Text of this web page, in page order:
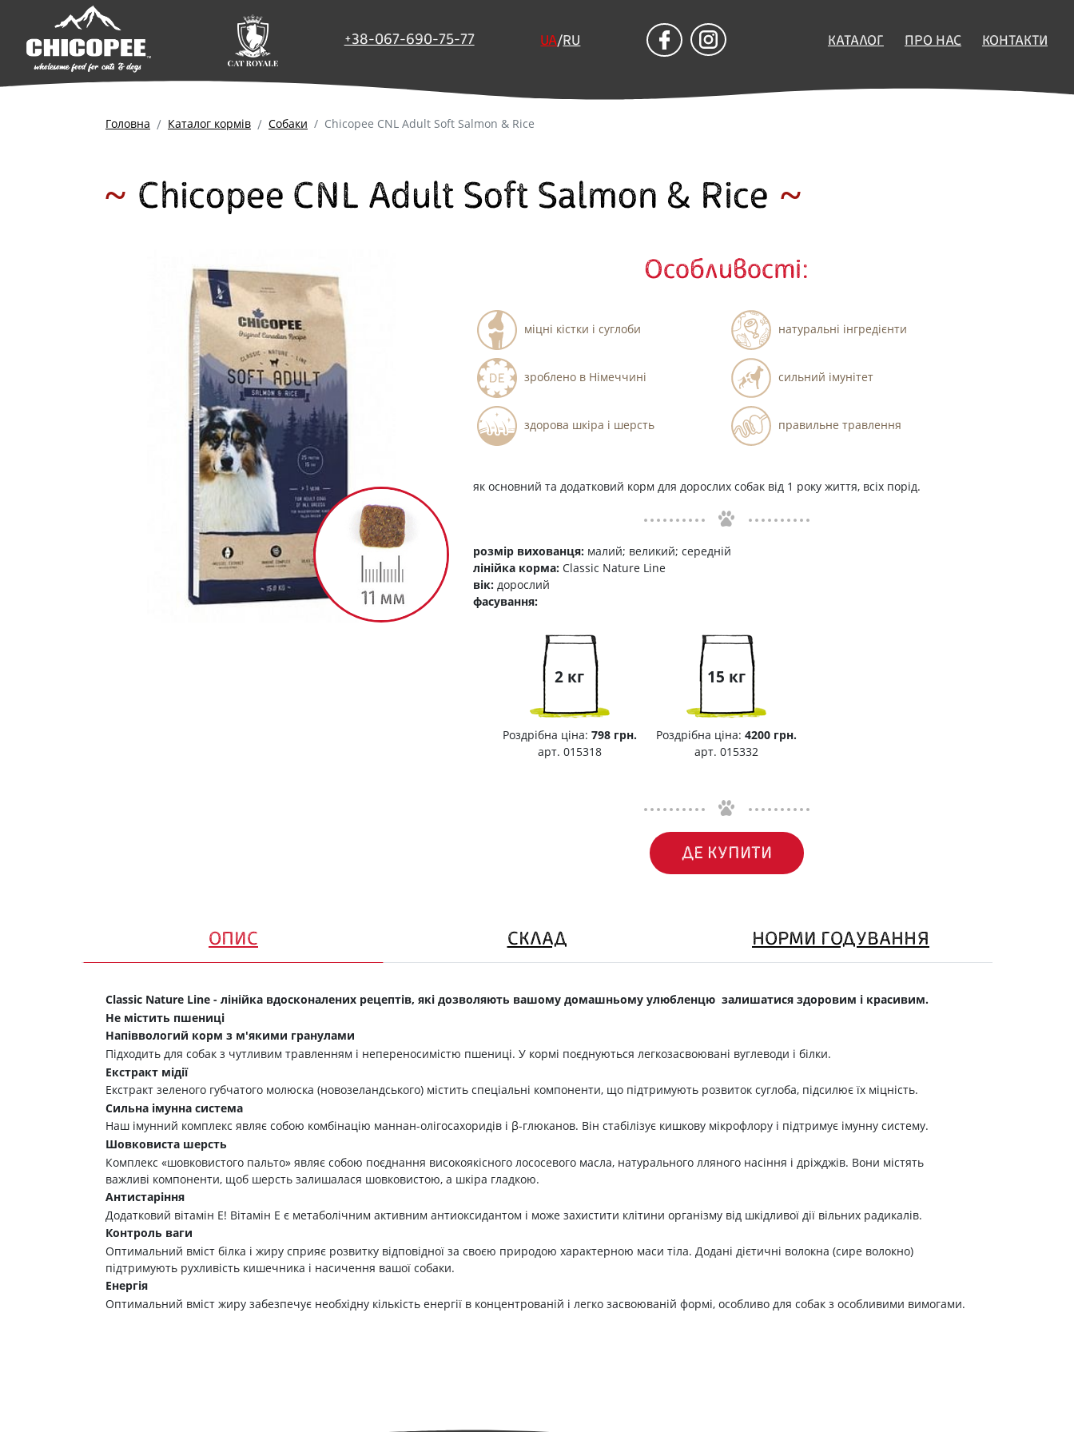
+38-067-690-75-77 UA/RU КАТАЛОГ ПРО НАС КОНТАКТИ
Головна Каталог кормів Собаки Chicopee CNL Adult Soft Salmon & Rice
Chicopee CNL Adult Soft Salmon & Rice
Особливості:
міцні кістки і суглоби натуральні інгредієнти
зроблено в Німеччині сильний імунітет
здорова шкіра і шерсть правильне травлення
як основний та додатковий корм для дорослих собак від 1 року життя, всіх порід.
розмір вихованця: малий; великий; середній
лінійка корма: Classic Nature Line
вік: дорослий
фасування:
2 кг
Роздрібна ціна: 798 грн.
арт. 015318
15 кг
Роздрібна ціна:4200 грн.
арт. 015332
ДЕ КУПИТИ
ОПИС СКЛАД НОРМИ ГОДУВАННЯ
Classic Nature Line - лінійка вдосконалених рецептів, які дозволяють вашому домашньому улюбленцю залишатися здоровим і красивим.
Не містить пшениці
Напіввологий корм з м'якими гранулами
Підходить для собак з чутливим травленням і непереносимістю пшениці. У кормі поєднуються легкозасвоювані вуглеводи і білки.
Екстракт мідії
Екстракт зеленого губчатого молюска (новозеландського) містить спеціальні компоненти, що підтримують розвиток суглоба, підсилює їх міцність.
Сильна імунна система
Наш імунний комплекс являє собою комбінацію маннан-олігосахоридів і β-глюканов. Він стабілізує кишкову мікрофлору і підтримує імунну систему.
Шовковиста шерсть
Комплекс «шовковистого пальто» являє собою поєднання високоякісного лососевого масла, натурального лляного насіння і дріжджів. Вони містять
важливі компоненти, щоб шерсть залишалася шовковистою, а шкіра гладкою.
Антистаріння
Додатковий вітамін Е! Вітамін Е є метаболічним активним антиоксидантом і може захистити клітини організму від шкідливої дії вільних радикалів.
Контроль ваги
Оптимальний вміст білка і жиру сприяє розвитку відповідної за своєю природою характерною маси тіла. Додані дієтичні волокна (сире волокно)
підтримують рухливість кишечника і насичення вашої собаки.
Енергія
Оптимальний вміст жиру забезпечує необхідну кількість енергії в концентрованій і легко засвоюваній формі, особливо для собак з особливими вимогами.